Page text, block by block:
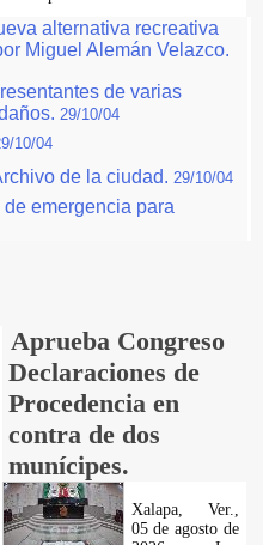
alternativa recreativa
Miguel Alemán Velazco.
de varias
29/10/04
10/04
de la ciudad. 29/10/04
emergencia para
Aprueba Congreso
Declaraciones de
Procedencia en
contra de dos
munícipes.
Xalapa, Ver.,
05 de agosto de